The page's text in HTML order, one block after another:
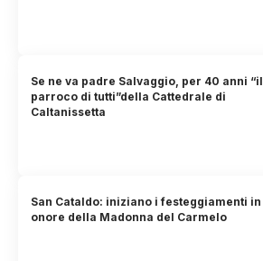
Se ne va padre Salvaggio, per 40 anni “il
parroco di tutti”della Cattedrale di
Caltanissetta
San Cataldo: iniziano i festeggiamenti in
onore della Madonna del Carmelo